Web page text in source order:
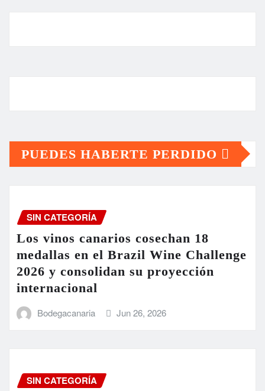
PUEDES HABERTE PERDIDO
SIN CATEGORÍA
Los vinos canarios cosechan 18
medallas en el Brazil Wine Challenge
2026 y consolidan su proyección
internacional
Bodegacanaria Jun 26, 2026
SIN CATEGORÍA